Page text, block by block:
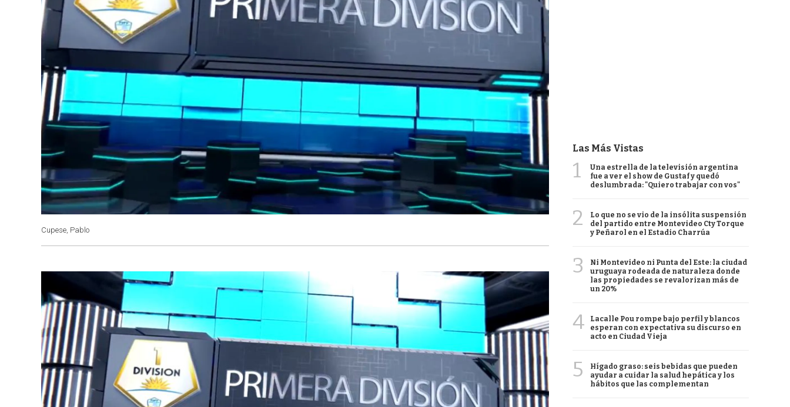
Cupese, Pablo
Las Más Vistas
1
Una estrella de la televisión argentina
fue a ver el show de Gustaf y quedó
deslumbrada: "Quiero trabajar con vos"
2
Lo que no se vio de la insólita suspensión
del partido entre Montevideo Cty Torque
y Peñarol en el Estadio Charrúa
3
Ni Montevideo ni Punta del Este: la ciudad
uruguaya rodeada de naturaleza donde
las propiedades se revalorizan más de
un 20%
4
Lacalle Pou rompe bajo perfil y blancos
esperan con expectativa su discurso en
acto en Ciudad Vieja
5
Hígado graso: seis bebidas que pueden
ayudar a cuidar la salud hepática y los
hábitos que las complementan